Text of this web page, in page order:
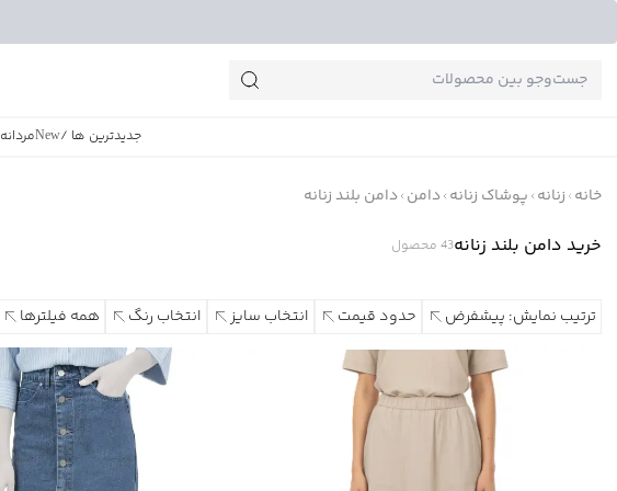
جدیدترین ها /
Newمردانه
خانه زنانه پوشاک زنانه دامن دامن بلند زنانه
خرید دامن بلند زنانه43 محصول
ترتیب نمایش: پیشفرض حدود قیمت انتخاب سایز انتخاب رنگ همه فیلترها